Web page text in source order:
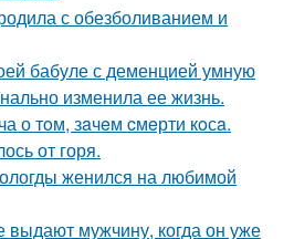
с обезболиванием и
бабуле с деменцией умную
изменила ее жизнь.
о тoм, зaчeм cмeрти кoсa.
от горя.
женился на любимой
мужчину, когда он уже